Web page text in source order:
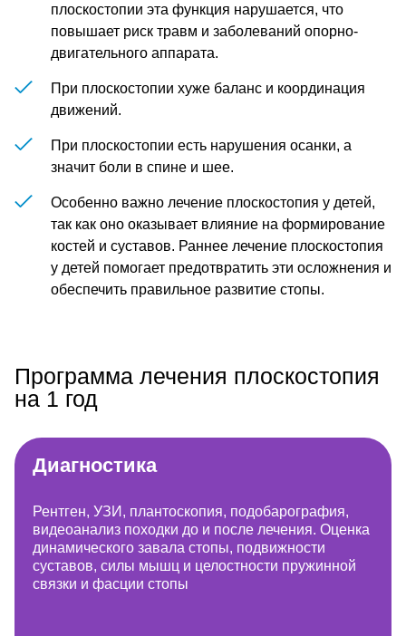
плоскостопии эта функция нарушается, что
повышает риск травм и заболеваний опорно-
двигательного аппарата.
При плоскостопии хуже баланс и координация
движений.
При плоскостопии есть нарушения осанки, а
значит боли в спине и шее.
Особенно важно лечение плоскостопия у детей,
так как оно оказывает влияние на формирование
костей и суставов. Раннее лечение плоскостопия
у детей помогает предотвратить эти осложнения и
обеспечить правильное развитие стопы.
Программа лечения плоскостопия
на 1 год
Диагностика
Рентген, УЗИ, плантоскопия, подобарография,
видеоанализ походки до и после лечения. Оценка
динамического завала стопы, подвижности
суставов, силы мышц и целостности пружинной
связки и фасции стопы